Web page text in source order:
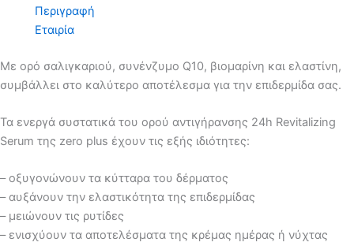
Περιγραφή
Εταιρία
Με ορό σαλιγκαριού, συνένζυμο Q10, βιομαρίνη και ελαστίνη,
συμβάλλει στο καλύτερο αποτέλεσμα για την επιδερμίδα σας.
Τα ενεργά συστατικά του ορού αντιγήρανσης 24h Revitalizing
Serum της zero plus έχουν τις εξής ιδιότητες:
– οξυγονώνουν τα κύτταρα του δέρματος
– αυξάνουν την ελαστικότητα της επιδερμίδας
– μειώνουν τις ρυτίδες
– ενισχύουν τα αποτελέσματα της κρέμας ημέρας ή νύχτας